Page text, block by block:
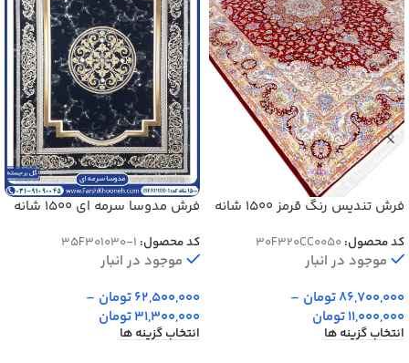
فرش تندیس رنگ قرمز 1500 شانه
کد محصول:30F320CC0050
موجود در انبار
86,700,000تومان –
11,000,000تومان
انتخاب گزینه ها
فرش مدوسا سرمه ای 1500 شانه
کد محصول: 35F301030-1
موجود در انبار
62,500,000تومان –
31,300,000تومان
انتخاب گزینه ها